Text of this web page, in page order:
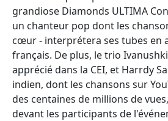
grandiose Diamonds ULTIMA
un chanteur pop dont les
cœur - interprétera ses tubes en
français. De plus, le trio
apprécié dans la CEI, et Harrdy
indien, dont les chansons sur
des centaines de millions de
devant les participants de